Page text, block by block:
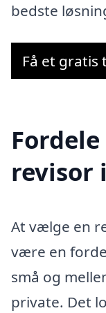
bedste
Få et gratis
revisor
At vælge en
være en
små og
private. Det